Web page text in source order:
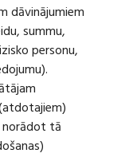
dāvinājumiem
summu,
personu,
norādot tā